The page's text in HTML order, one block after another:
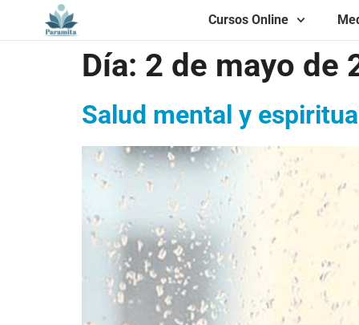
Cursos Online
Día: 2 de mayo de
Salud mental y